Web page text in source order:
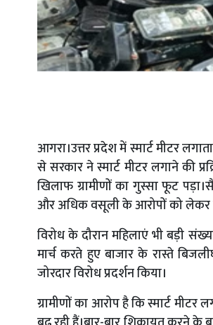
आगरा।उत्तर प्रदेश में स्मार्ट मीटर
से सरकार ने स्मार्ट मीटर लगाने की
खिलाफ ग्रामीणों का गुस्सा फूट
और अधिक वसूली के आरोपों को लेकर
विरोध के दौरान महिलाएं भी बड़ी
मार्च करते हुए बाजार के रास्ते
जोरदार विरोध प्रदर्शन किया।
ग्रामीणों का आरोप है कि स्मार्ट